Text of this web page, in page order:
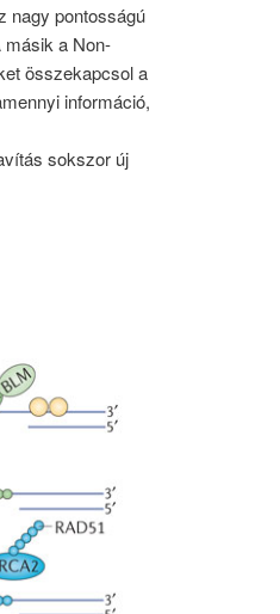
nagy pontosságú
másik a Non-
összekapcsol a
információ,
sokszor új